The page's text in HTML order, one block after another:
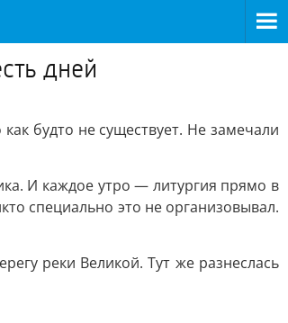
дней
будто не существует. Не замечали
И каждое утро — литургия прямо в
специально это не организовывал.
реки Великой. Тут же разнеслась